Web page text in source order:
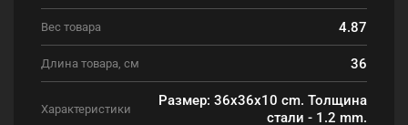
Вес товара 4.87
Длина товара, см 36
Характеристики
Размер: 36х36х10 cm. Толщина
стали - 1.2 mm.